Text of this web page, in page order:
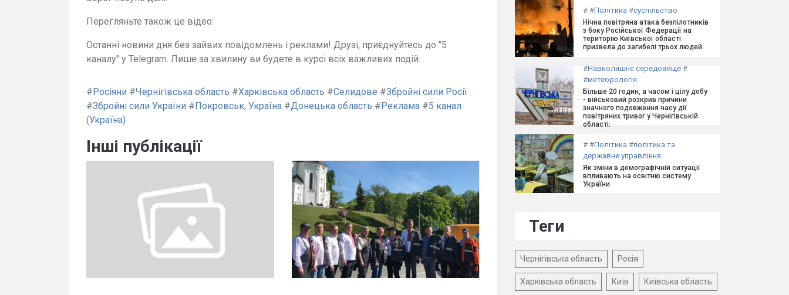
Перегляньте також це відео:
Останні новини дня без зайвих повідомлень і реклами! Друзі, приєднуйтесь до "5
каналу" у Telegram. Лише за хвилину ви будете в курсі всіх важливих подій.
#Росіяни #Чернігівська область #Харківська область #Селидове #Збройні сили Росії
#Збройні сили України #Покровськ, Україна #Донецька область #Реклама #5 канал
(Україна)
Інші публікації
# #Політика #суспільство
Нічна повітряна атака безпілотників
з боку Російської Федерації на
територію Київської області
призвела до загибелі трьох людей.
#Навколишнє середовище #
#метеорологія
Більше 20 годин, а часом і цілу добу
- військовий розкрив причини
значного подовження часу дії
повітряних тривог у Чернігівській
області.
# #Політика #політика та
державне управління
Як зміни в демографічній ситуації
впливають на освітню систему
України
Теги
Чернігівська область Росія
Харківська область Київ Київська область